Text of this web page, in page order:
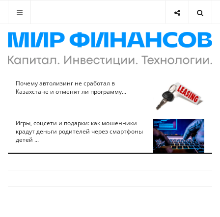
Почему автолизинг не сработал в
Казахстане и отменят ли программу...
Игры, соцсети и подарки: как мошенники
крадут деньги родителей через смартфоны
детей ...